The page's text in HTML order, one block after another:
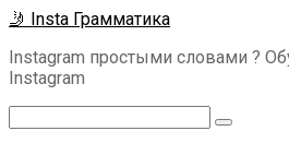
Перейти
контенту
🤳 Insta Грамматика
Instagram простыми словами ?
Instagram